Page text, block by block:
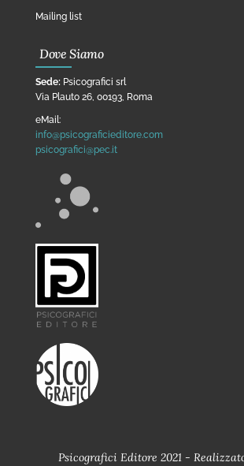
Mailing list
Dove Siamo
Sede: Psicografici srl
Via Plauto 26, 00193, Roma
eMail:
info@psicograficieditore.com
psicografici@pec.it
Psicografici Editore 2021 -